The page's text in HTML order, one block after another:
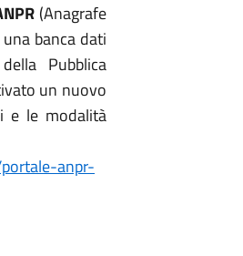
(Anagrafe
banca dati
Pubblica
un nuovo
e le modalità
anpr-